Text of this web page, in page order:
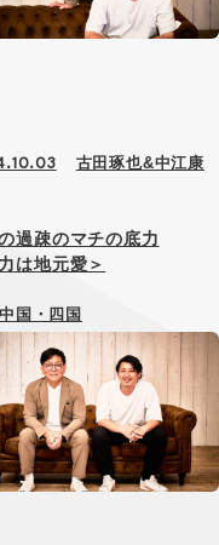
古田琢也&中江康
過疎のマチの底力
は地元愛＞
中国・四国
デザイナー